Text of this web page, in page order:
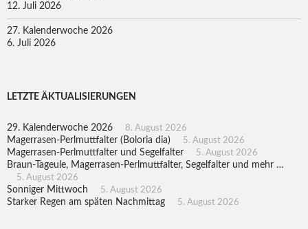
12. Juli 2026
27. Kalenderwoche 2026
6. Juli 2026
LETZTE ÄKTUALISIERUNGEN
29. Kalenderwoche 2026 8. August 2026
Magerrasen-Perlmuttfalter (Boloria dia) 5. August 2026
Magerrasen-Perlmuttfalter und Segelfalter 5. August 2026
Braun-Tageule, Magerrasen-Perlmuttfalter, Segelfalter und mehr …
5. August 2026
Sonniger Mittwoch 5. August 2026
Starker Regen am späten Nachmittag 5. August 2026